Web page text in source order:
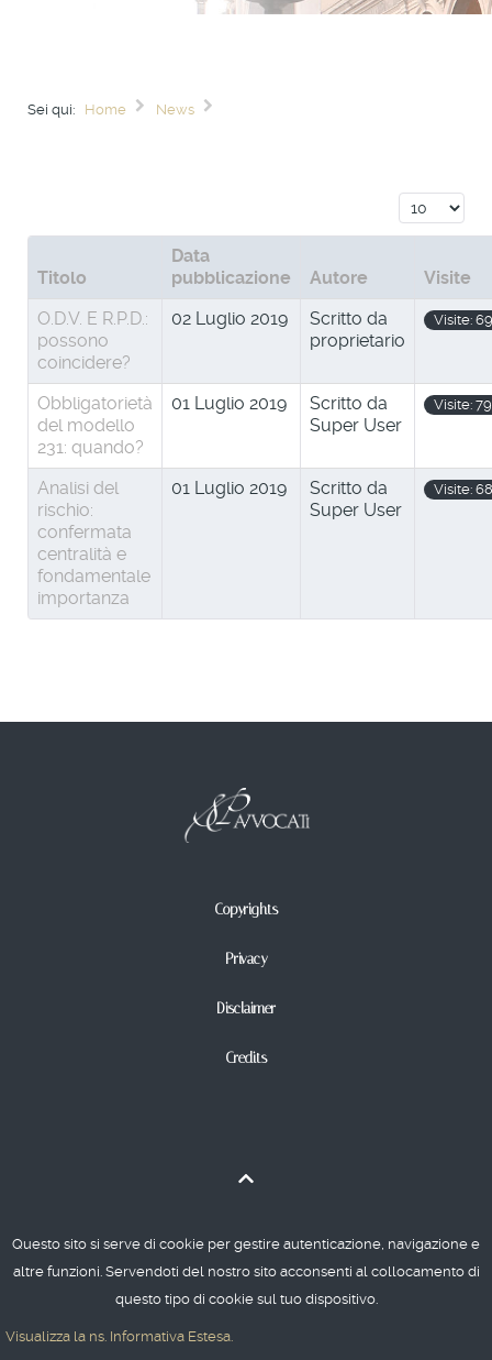
Sei qui: Home News
Visualizza
Titolo
Data
pubblicazione
Autore
Visite
O.D.V. E R.P.D.:
possono
coincidere?
02 Luglio 2019
Scritto da
proprietario
Visite:
Obbligatorietà
del modello
231: quando?
01 Luglio 2019
Scritto da
Super User
Visite:
Analisi del
rischio:
confermata
centralità e
fondamentale
importanza
01 Luglio 2019
Scritto da
Super User
Visite:
Copyrights
Privacy
Disclaimer
Credits
Studio Legale Piselli | Via Gemona 58 | 33100 Udine | tel: 0432502300
Questo sito si serve di cookie per gestire autenticazione, navigazione e
altre funzioni. Servendoti del nostro sito acconsenti al collocamento di
questo tipo di cookie sul tuo dispositivo.
Visualizza la ns. Informativa Estesa.